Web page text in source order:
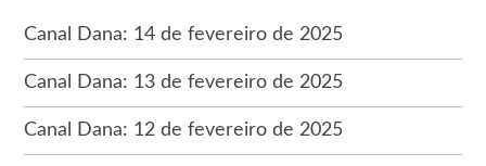
Canal Dana: 14 de fevereiro de 2025
Canal Dana: 13 de fevereiro de 2025
Canal Dana: 12 de fevereiro de 2025